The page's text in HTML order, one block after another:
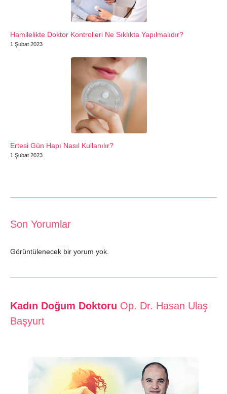
Hamilelikte Doktor Kontrolleri Ne Sıklıkta Yapılmalıdır?
1 Şubat 2023
Ertesi Gün Hapı Nasıl Kullanılır?
1 Şubat 2023
Son Yorumlar
Görüntülenecek bir yorum yok.
Kadın Doğum Doktoru Op. Dr. Hasan Ulaş
Başyurt